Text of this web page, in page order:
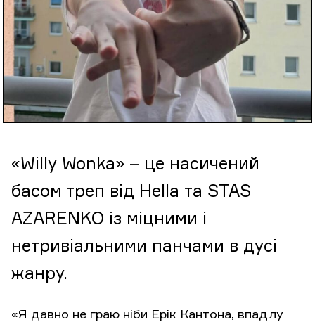
«Willy Wonka» – це насичений
басом треп від Hella та STAS
AZARENKO із міцними і
нетривіальними панчами в дусі
жанру.
«Я давно не граю ніби Ерік Кантона, впадлу